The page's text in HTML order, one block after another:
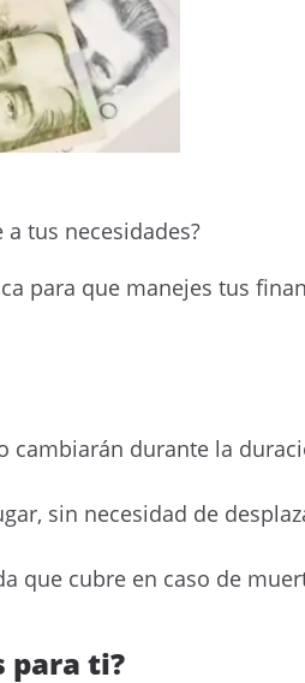
tus necesidades?
para que manejes tus
cambiarán durante la
sin necesidad de
que cubre en caso de
para ti?